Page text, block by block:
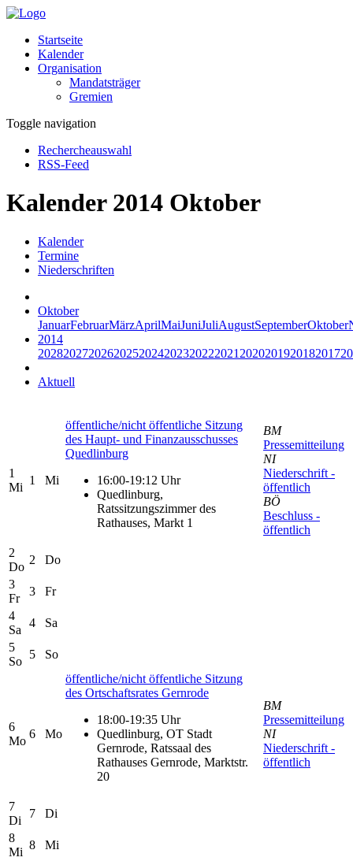
Startseite
Kalender
Organisation
Mandatsträger
Gremien
Toggle navigation
Rechercheauswahl
RSS-Feed
Kalender 2014 Oktober
Kalender
Termine
Niederschriften
Oktober
JanuarFebruarMärzAprilMaiJuniJuliAugustSeptemberOktober
2014
20282027202620252024202320222021 2020201920182017
Aktuell
1
Mi
1 Mi
öffentliche/nicht öffentliche Sitzung
des Haupt- und Finanzausschusses
Quedlinburg
16:00-19:12 Uhr
Quedlinburg,
Ratssitzungszimmer des
Rathauses, Markt 1
BM
Pressemitteilung
NI
Niederschrift -
öffentlich
BÖ
Beschluss -
öffentlich
2
Do
2
Do
3
Fr
3
Fr
4
Sa
4
Sa
5
So
5 So
6
Mo
6 Mo
öffentliche/nicht öffentliche Sitzung
des Ortschaftsrates Gernrode
18:00-19:35 Uhr
Quedlinburg, OT Stadt
Gernrode, Ratssaal des
Rathauses Gernrode, Marktstr.
20
BM
Pressemitteilung
NI
Niederschrift -
öffentlich
7
Di
7
Di
8
Mi
8 Mi